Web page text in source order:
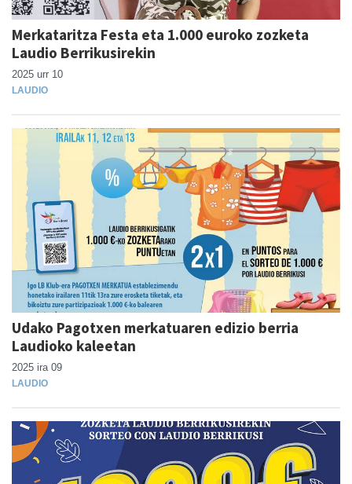
Merkataritza Festa eta 1.000 euroko zozketa
Laudio Berrikusirekin
2025 urr 10
LAUDIO
Udako Pagotxen merkatuaren edizio berria
Laudioko kaleetan
2025 ira 09
LAUDIO